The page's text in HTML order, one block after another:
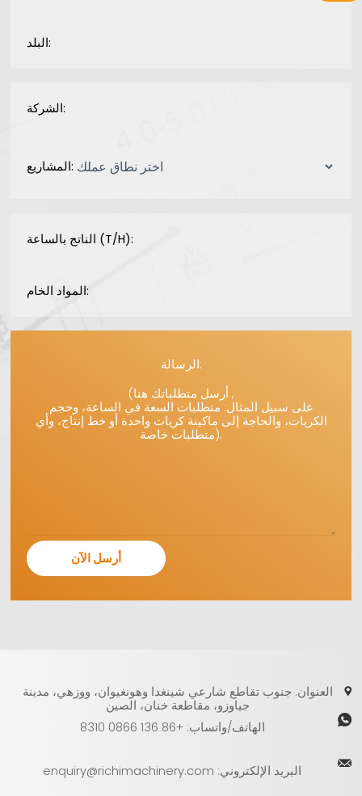
البلد:
الشركة:
المشاريع:
الناتج بالساعة (T/H):
المواد الخام:
الرسالة:
(أرسل متطلباتك هنا ,
على سبيل المثال: متطلبات السعة في الساعة، وحجم
الكريات، والحاجة إلى ماكينة كريات واحدة أو خط إنتاج، وأي
متطلبات خاصة).
العنوان: جنوب تقاطع شارعي شينغدا وهونغيوان، ووزهي، مدينة
جياوزو، مقاطعة خنان، الصين
الهاتف/واتساب: +86 136 0866 8310
البريد الإلكتروني: enquiry@richimachinery.com
NL
UK